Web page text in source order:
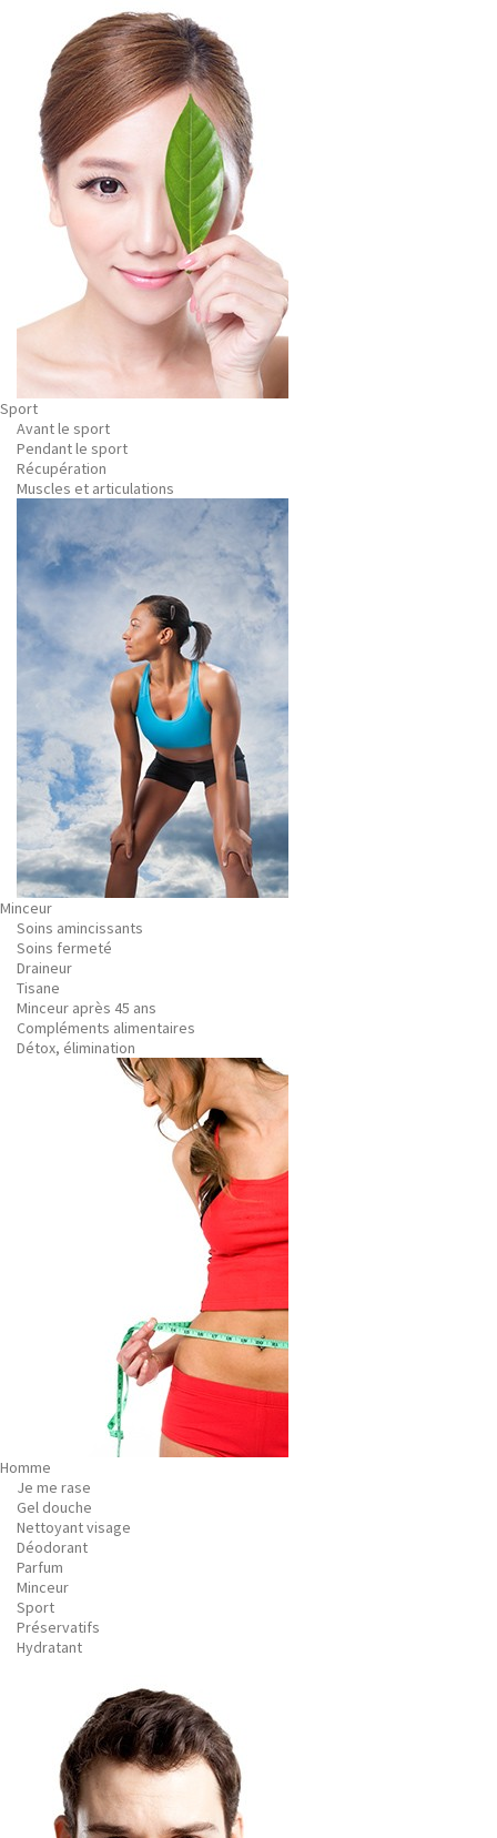
Sport
Avant le sport
Pendant le sport
Récupération
Muscles et articulations
Minceur
Soins amincissants
Soins fermeté
Draineur
Tisane
Minceur après 45 ans
Compléments alimentaires
Détox, élimination
Homme
Je me rase
Gel douche
Nettoyant visage
Déodorant
Parfum
Minceur
Sport
Préservatifs
Hydratant